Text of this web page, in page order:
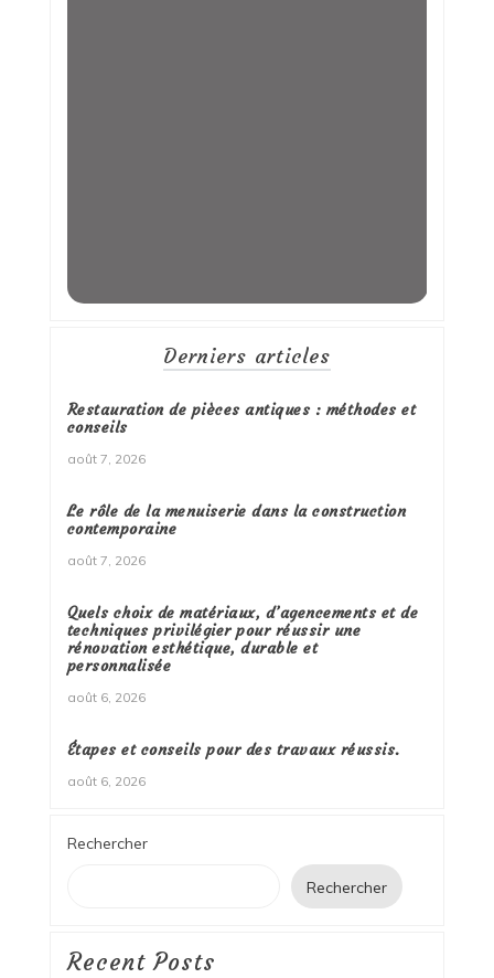
Derniers articles
Restauration de pièces antiques : méthodes et
conseils
août 7, 2026
Le rôle de la menuiserie dans la construction
contemporaine
août 7, 2026
Quels choix de matériaux, d’agencements et de
techniques privilégier pour réussir une
rénovation esthétique, durable et
personnalisée
août 6, 2026
Étapes et conseils pour des travaux réussis.
août 6, 2026
Rechercher
Rechercher
Recent Posts